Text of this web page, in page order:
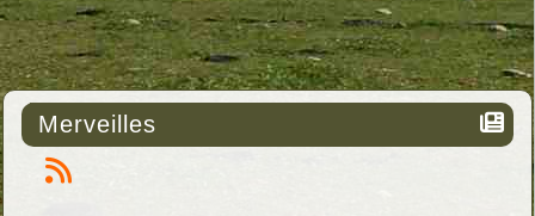
Merveilles